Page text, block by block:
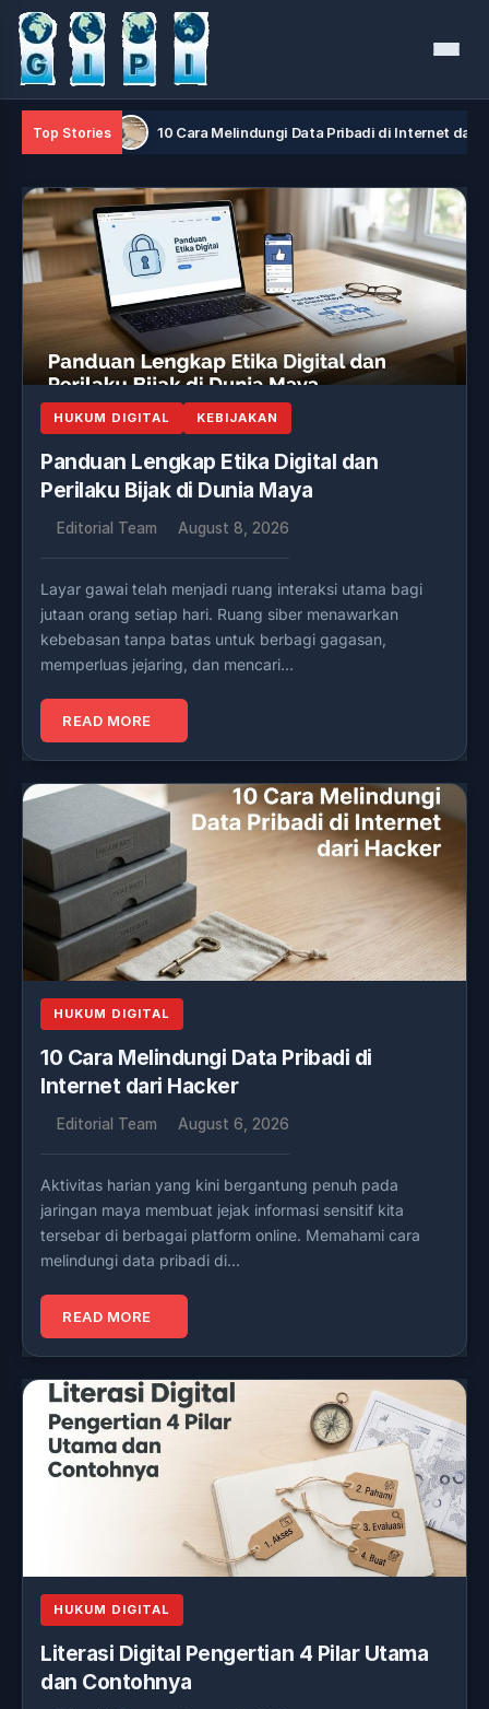
Menu
Top Stories10 Cara Melindungi Data Pribadi di Internet dari Hacker
HUKUM DIGITAL KEBIJAKAN
Panduan Lengkap Etika Digital dan
Perilaku Bijak di Dunia Maya
Editorial Team August 8, 2026
Layar gawai telah menjadi ruang interaksi utama bagi
jutaan orang setiap hari. Ruang siber menawarkan
kebebasan tanpa batas untuk berbagi gagasan,
memperluas jejaring, dan mencari…
READ MORE
HUKUM DIGITAL
10 Cara Melindungi Data Pribadi di
Internet dari Hacker
Editorial Team August 6, 2026
Aktivitas harian yang kini bergantung penuh pada
jaringan maya membuat jejak informasi sensitif kita
tersebar di berbagai platform online. Memahami cara
melindungi data pribadi di…
READ MORE
HUKUM DIGITAL
Literasi Digital Pengertian 4 Pilar Utama
dan Contohnya